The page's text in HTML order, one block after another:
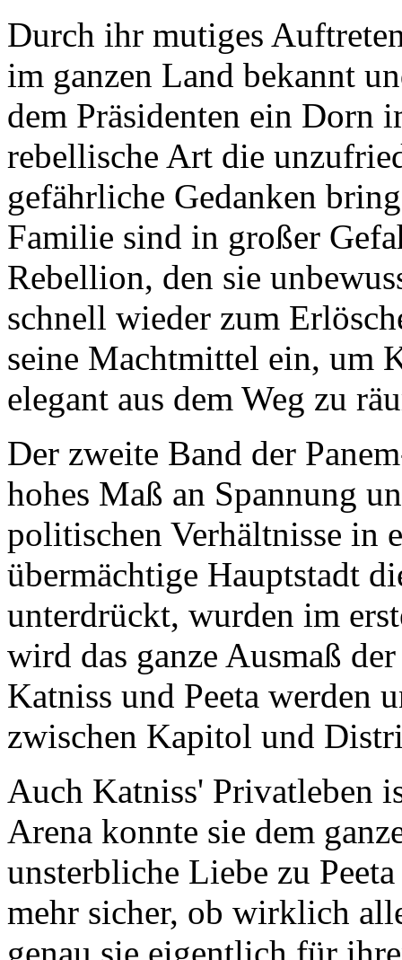
Durch ihr mutiges
im ganzen Land bekannt
dem Präsidenten ein Dorn
rebellische Art die
gefährliche Gedanken
Familie sind in großer
Rebellion, den sie
schnell wieder zum
seine Machtmittel ein, um
elegant aus dem Weg zu
Der zweite Band der
hohes Maß an Spannung
politischen Verhältnisse in
übermächtige Hauptstadt
unterdrückt, wurden im
wird das ganze Ausmaß
Katniss und Peeta
zwischen Kapitol und
Auch Katniss' Privatleben
Arena konnte sie dem
unsterbliche Liebe zu
mehr sicher, ob wirklich
genau sie eigentlich für